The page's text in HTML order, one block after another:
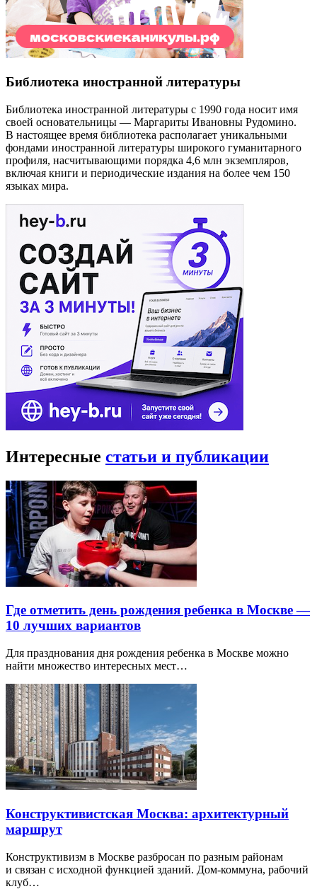
Библиотека иностранной литературы
Библиотека иностранной литературы с 1990 года носит имя
своей основательницы — Маргариты Ивановны Рудомино.
В настоящее время библиотека располагает уникальными
фондами иностранной литературы широкого гуманитарного
профиля, насчитывающими порядка 4,6 млн экземпляров,
включая книги и периодические издания на более чем 150
языках мира.
Интересные статьи и публикации
Где отметить день рождения ребенка в Москве —
10 лучших вариантов
Для празднования дня рождения ребенка в Москве можно
найти множество интересных мест…
Конструктивистская Москва: архитектурный
маршрут
Конструктивизм в Москве разбросан по разным районам
и связан с исходной функцией зданий. Дом-коммуна, рабочий
клуб…